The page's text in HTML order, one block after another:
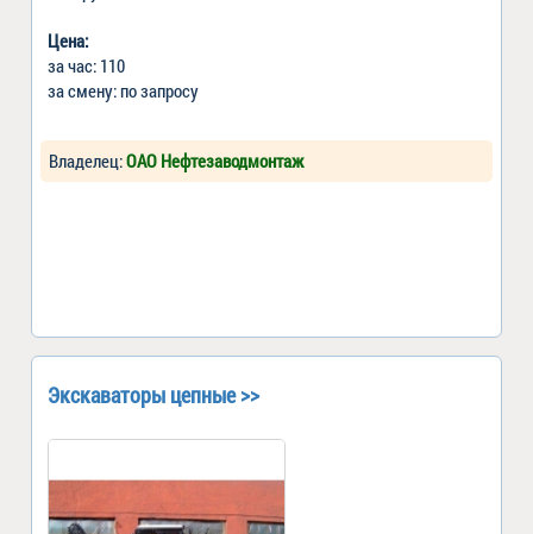
Цена:
за час: 110
за смену: по запросу
Владелец:ОАО Нефтезаводмонтаж
Экскаваторы цепные >>